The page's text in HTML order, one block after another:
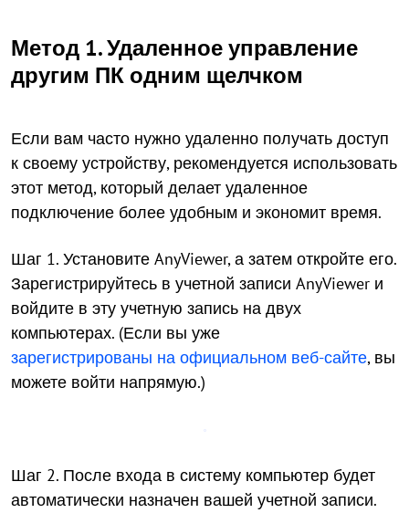
Метод 1. Удаленное управление
другим ПК одним щелчком
Если вам часто нужно удаленно получать доступ
к своему устройству, рекомендуется использовать
этот метод, который делает удаленное
подключение более удобным и экономит время.
Шаг 1. Установите AnyViewer, а затем откройте его.
Зарегистрируйтесь в учетной записи AnyViewer и
войдите в эту учетную запись на двух
компьютерах. (Если вы уже
зарегистрированы на официальном веб-сайте, вы
можете войти напрямую.)
Шаг 2. После входа в систему компьютер будет
автоматически назначен вашей учетной записи.